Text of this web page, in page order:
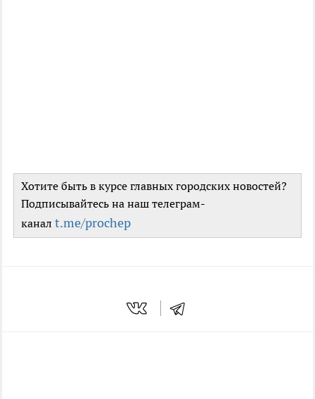
Хотите быть в курсе главных городских новостей?
Подписывайтесь на наш телеграм-
канал t.me/prochep